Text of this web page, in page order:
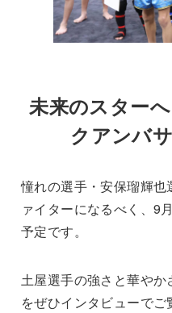
未来のスター
クアンバ
憧れの選手・安保瑠輝
ァイターになるべく、9
予定です。
土屋選手の強さと華や
をぜひインタビューでご